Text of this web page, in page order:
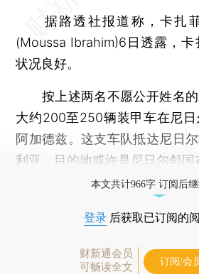
据路透社报道称，卡扎菲
(Moussa Ibrahim)6日透露，卡
状况良好。
按上述两名不愿公开姓名的
大约200至250辆装甲车在尼
阿加德兹。这支车队抵达尼日
利亚，目的地或许是尼日尔邻国
本文共计966字 订阅后
登录 后获取已订阅的
财新通会员
可畅读全文
订阅/会